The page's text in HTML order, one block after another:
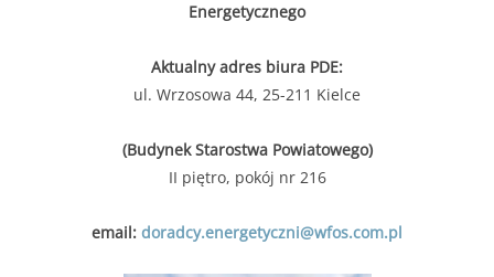
Energetycznego
Aktualny adres biura PDE:
ul. Wrzosowa 44, 25-211 Kielce
(Budynek Starostwa Powiatowego)
II piętro, pokój nr 216
email: doradcy.energetyczni@wfos.com.pl